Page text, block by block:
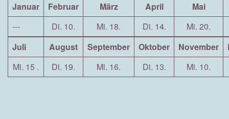
Januar Februar März April
Mai
---
Di. 10. Mi. 18. Di. 14.
Mi. 20.
Juli
August September Oktober November
Mi. 15 .
Di. 19. Mi. 16. Di. 13. Mi. 10.